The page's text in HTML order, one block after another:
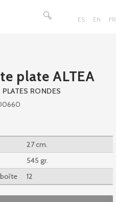
ES EN FR
plate ALTEA
RONDES
27 cm.
545 gr.
12